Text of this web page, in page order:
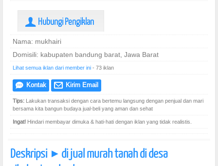
U Hubungi Pengiklan
Nama: mukhairi
Domisili: kabupaten bandung barat, Jawa Barat
Lihat semua iklan dari member ini - 73 iklan
e Kontak @ Kirim Email
Tips: Lakukan transaksi dengan cara bertemu langsung dengan penjual dan mari
bersama kita bangun budaya jual-beli yang aman dan sehat
Ingat! Hindari membayar dimuka & hati-hati dengan iklan yang tidak realistis.
Deskripsi ] di jual murah tanah di desa